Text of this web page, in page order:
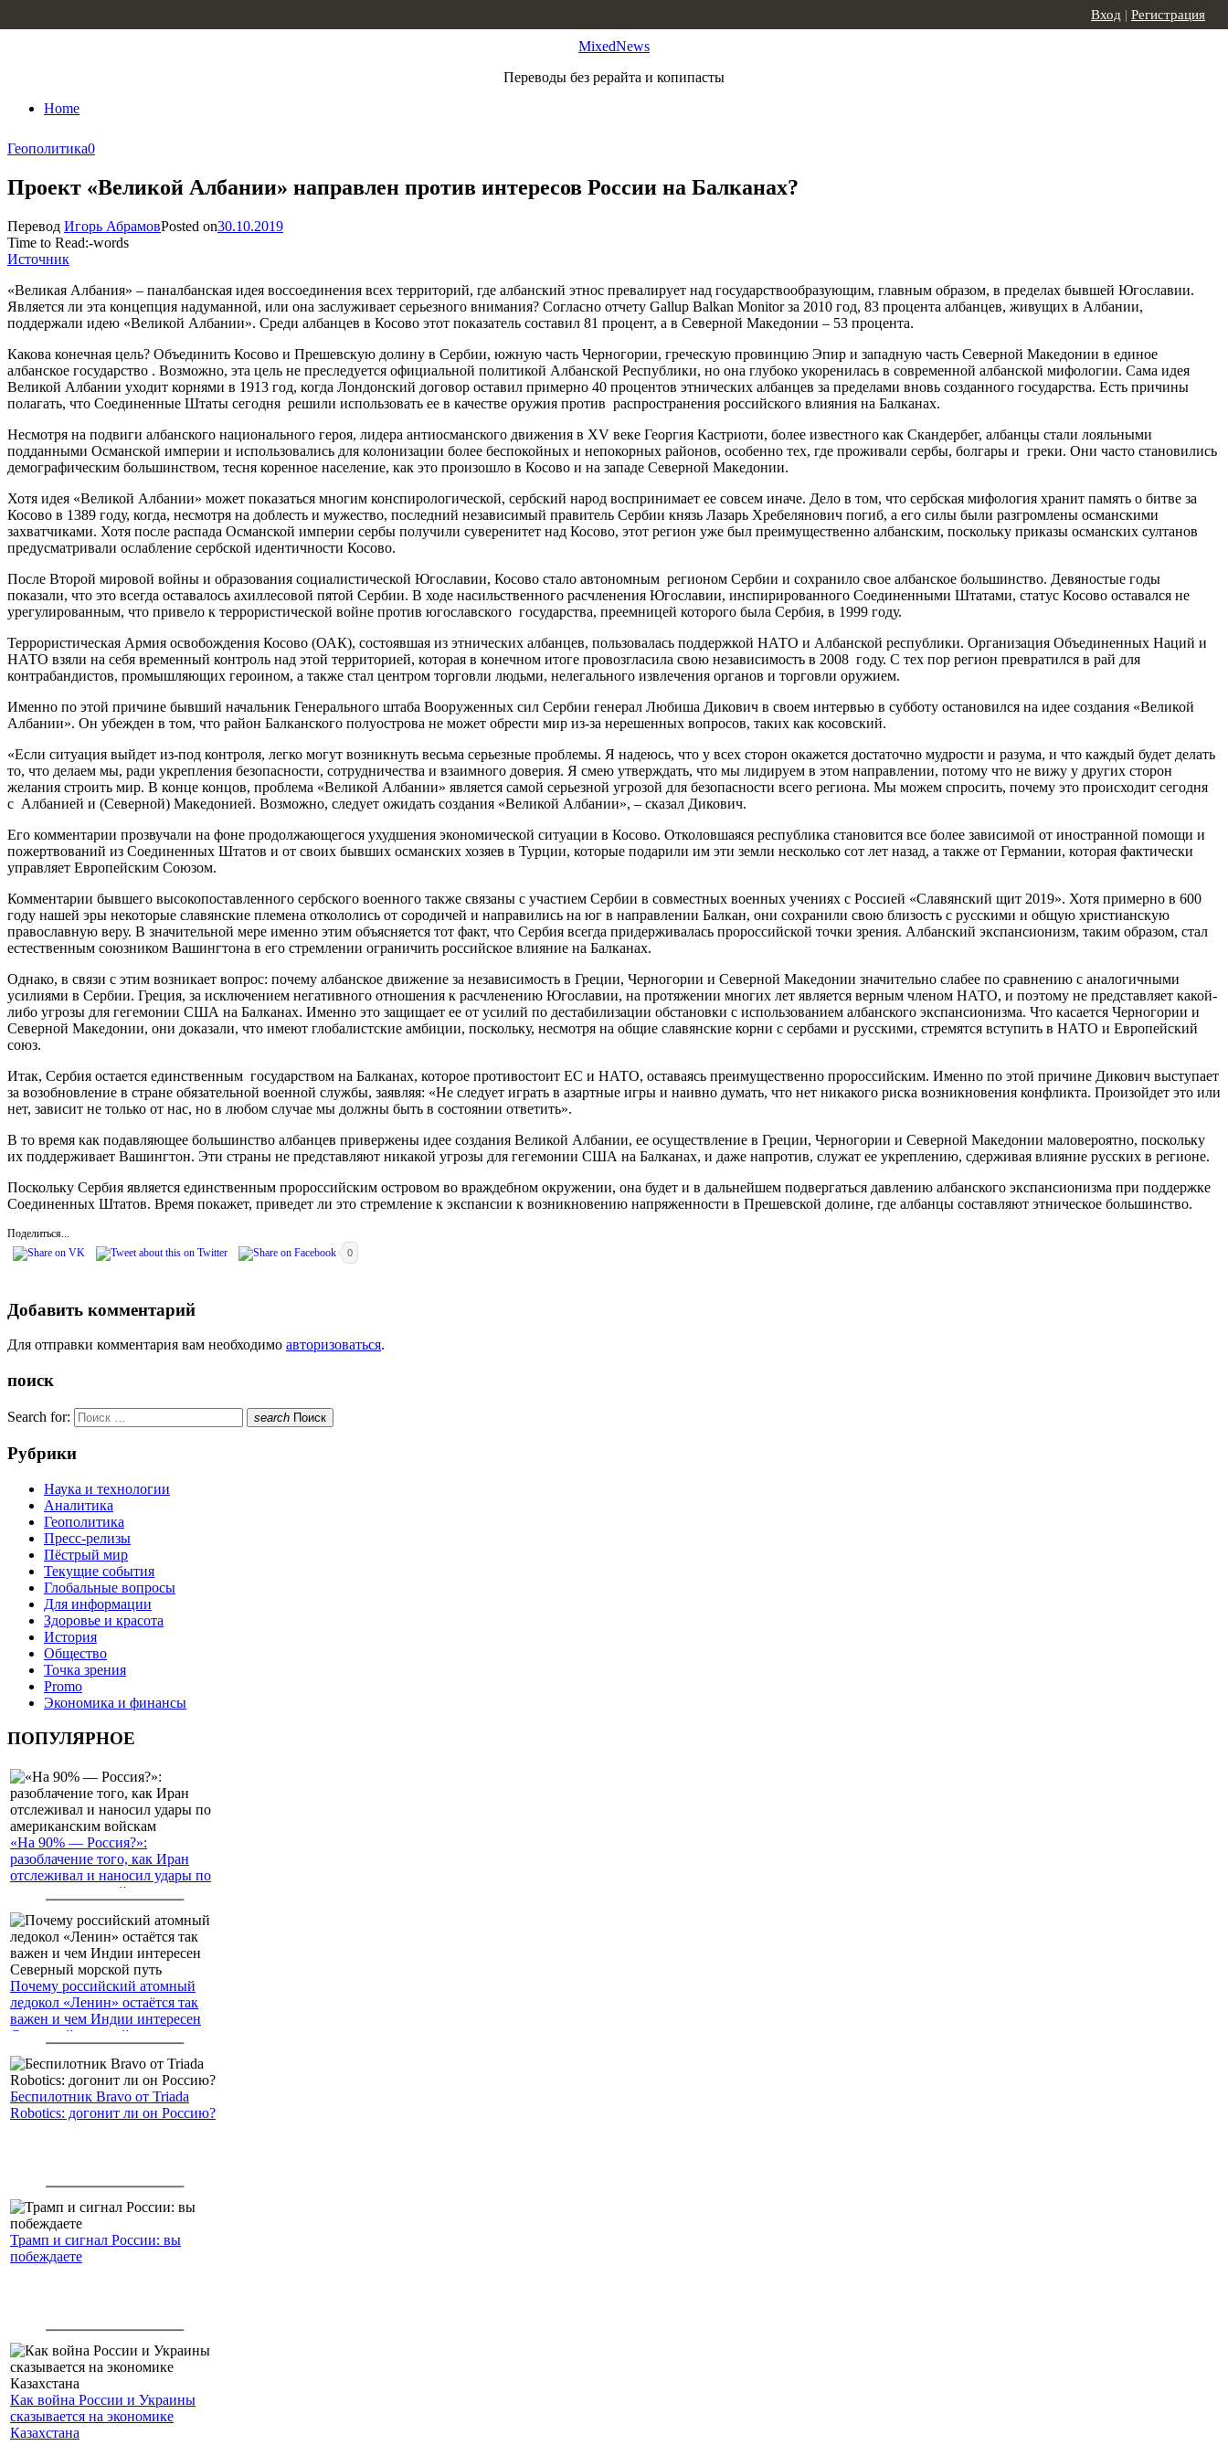
MixedNews
Переводы без рерайта и копипасты
Home
Вход | Регистрация
Геополитика0
Проект «Великой Албании» направлен против интересов России на Балканах?
Перевод Игорь АбрамовPosted on30.10.2019
Time to Read:-words
Источник
«Великая Албания» – паналбанская идея воссоединения всех территорий, где албанский этнос превалирует над государствообразующим, главным образом, в пределах бывшей Югославии.
Является ли эта концепция надуманной, или она заслуживает серьезного внимания? Согласно отчету Gallup Balkan Monitor за 2010 год, 83 процента албанцев, живущих в Албании,
поддержали идею «Великой Албании». Среди албанцев в Косово этот показатель составил 81 процент, а в Северной Македонии – 53 процента.
Какова конечная цель? Объединить Косово и Прешевскую долину в Сербии, южную часть Черногории, греческую провинцию Эпир и западную часть Северной Македонии в единое
албанское государство . Возможно, эта цель не преследуется официальной политикой Албанской Республики, но она глубоко укоренилась в современной албанской мифологии. Сама идея
Великой Албании уходит корнями в 1913 год, когда Лондонский договор оставил примерно 40 процентов этнических албанцев за пределами вновь созданного государства. Есть причины
полагать, что Соединенные Штаты сегодня решили использовать ее в качестве оружия против распространения российского влияния на Балканах.
Несмотря на подвиги албанского национального героя, лидера антиосманского движения в XV веке Георгия Кастриоти, более известного как Скандербег, албанцы стали лояльными
подданными Османской империи и использовались для колонизации более беспокойных и непокорных районов, особенно тех, где проживали сербы, болгары и греки. Они часто становились
демографическим большинством, тесня коренное население, как это произошло в Косово и на западе Северной Македонии.
Хотя идея «Великой Албании» может показаться многим конспирологической, сербский народ воспринимает ее совсем иначе. Дело в том, что сербская мифология хранит память о битве за
Косово в 1389 году, когда, несмотря на доблесть и мужество, последний независимый правитель Сербии князь Лазарь Хребелянович погиб, а его силы были разгромлены османскими
захватчиками. Хотя после распада Османской империи сербы получили суверенитет над Косово, этот регион уже был преимущественно албанским, поскольку приказы османских султанов
предусматривали ослабление сербской идентичности Косово.
После Второй мировой войны и образования социалистической Югославии, Косово стало автономным регионом Сербии и сохранило свое албанское большинство. Девяностые годы
показали, что это всегда оставалось ахиллесовой пятой Сербии. В ходе насильственного расчленения Югославии, инспирированного Соединенными Штатами, статус Косово оставался не
урегулированным, что привело к террористической войне против югославского государства, преемницей которого была Сербия, в 1999 году.
Террористическая Армия освобождения Косово (ОАК), состоявшая из этнических албанцев, пользовалась поддержкой НАТО и Албанской республики. Организация Объединенных Наций и
НАТО взяли на себя временный контроль над этой территорией, которая в конечном итоге провозгласила свою независимость в 2008 году. С тех пор регион превратился в рай для
контрабандистов, промышляющих героином, а также стал центром торговли людьми, нелегального извлечения органов и торговли оружием.
Именно по этой причине бывший начальник Генерального штаба Вооруженных сил Сербии генерал Любиша Дикович в своем интервью в субботу остановился на идее создания «Великой
Албании». Он убежден в том, что район Балканского полуострова не может обрести мир из-за нерешенных вопросов, таких как косовский.
«Если ситуация выйдет из-под контроля, легко могут возникнуть весьма серьезные проблемы. Я надеюсь, что у всех сторон окажется достаточно мудрости и разума, и что каждый будет делать
то, что делаем мы, ради укрепления безопасности, сотрудничества и взаимного доверия. Я смею утверждать, что мы лидируем в этом направлении, потому что не вижу у других сторон
желания строить мир. В конце концов, проблема «Великой Албании» является самой серьезной угрозой для безопасности всего региона. Мы можем спросить, почему это происходит сегодня
с Албанией и (Северной) Македонией. Возможно, следует ожидать создания «Великой Албании», – сказал Дикович.
Его комментарии прозвучали на фоне продолжающегося ухудшения экономической ситуации в Косово. Отколовшаяся республика становится все более зависимой от иностранной помощи и
пожертвований из Соединенных Штатов и от своих бывших османских хозяев в Турции, которые подарили им эти земли несколько сот лет назад, а также от Германии, которая фактически
управляет Европейским Союзом.
Комментарии бывшего высокопоставленного сербского военного также связаны с участием Сербии в совместных военных учениях с Россией «Славянский щит 2019». Хотя примерно в 600
году нашей эры некоторые славянские племена откололись от сородичей и направились на юг в направлении Балкан, они сохранили свою близость с русскими и общую христианскую
православную веру. В значительной мере именно этим объясняется тот факт, что Сербия всегда придерживалась пророссийской точки зрения. Албанский экспансионизм, таким образом, стал
естественным союзником Вашингтона в его стремлении ограничить российское влияние на Балканах.
Однако, в связи с этим возникает вопрос: почему албанское движение за независимость в Греции, Черногории и Северной Македонии значительно слабее по сравнению с аналогичными
усилиями в Сербии. Греция, за исключением негативного отношения к расчленению Югославии, на протяжении многих лет является верным членом НАТО, и поэтому не представляет какой-
либо угрозы для гегемонии США на Балканах. Именно это защищает ее от усилий по дестабилизации обстановки с использованием албанского экспансионизма. Что касается Черногории и
Северной Македонии, они доказали, что имеют глобалистские амбиции, поскольку, несмотря на общие славянские корни с сербами и русскими, стремятся вступить в НАТО и Европейский
союз.
Итак, Сербия остается единственным государством на Балканах, которое противостоит ЕС и НАТО, оставаясь преимущественно пророссийским. Именно по этой причине Дикович выступает
за возобновление в стране обязательной военной службы, заявляя: «Не следует играть в азартные игры и наивно думать, что нет никакого риска возникновения конфликта. Произойдет это или
нет, зависит не только от нас, но в любом случае мы должны быть в состоянии ответить».
В то время как подавляющее большинство албанцев привержены идее создания Великой Албании, ее осуществление в Греции, Черногории и Северной Македонии маловероятно, поскольку
их поддерживает Вашингтон. Эти страны не представляют никакой угрозы для гегемонии США на Балканах, и даже напротив, служат ее укреплению, сдерживая влияние русских в регионе.
Поскольку Сербия является единственным пророссийским островом во враждебном окружении, она будет и в дальнейшем подвергаться давлению албанского экспансионизма при поддержке
Соединенных Штатов. Время покажет, приведет ли это стремление к экспансии к возникновению напряженности в Прешевской долине, где албанцы составляют этническое большинство.
Поделиться...
0
Добавить комментарий
Для отправки комментария вам необходимо авторизоваться.
поиск
Search for: search Поиск
Рубрики
Наука и технологии
Аналитика
Геополитика
Пресс-релизы
Пёстрый мир
Текущие события
Глобальные вопросы
Для информации
Здоровье и красота
История
Общество
Точка зрения
Promo
Экономика и финансы
ПОПУЛЯРНОЕ
«На 90% — Россия?»:
разоблачение того, как Иран
отслеживал и наносил удары по
американским войскам
Почему российский атомный
ледокол «Ленин» остаётся так
важен и чем Индии интересен
Северный морской путь
Беспилотник Bravo от Triada
Robotics: догонит ли он Россию?
Трамп и сигнал России: вы
побеждаете
Как война России и Украины
сказывается на экономике
Казахстана